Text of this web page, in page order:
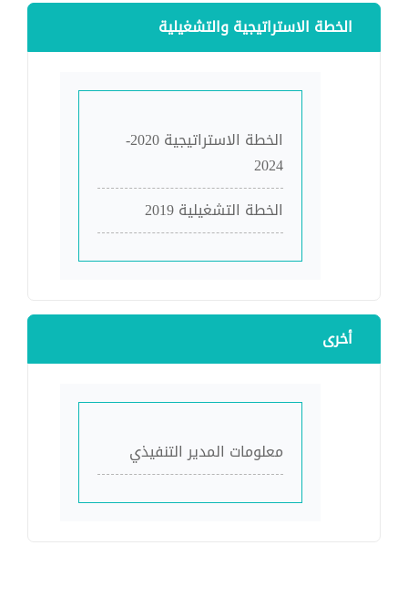
الخطة الاستراتيجية والتشغيلية
الخطة الاستراتيجية 2020-
2024
الخطة التشغيلية 2019
أخرى
معلومات المدير التنفيذي